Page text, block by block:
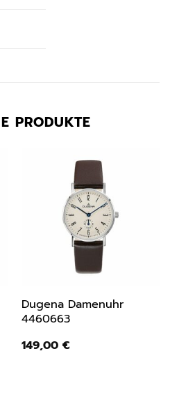
PRODUKTE
Dugena Damenuhr
4460663
149,00 €